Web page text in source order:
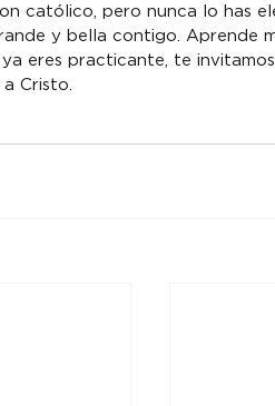
católico, pero nunca lo has
y bella contigo. Aprende
eres practicante, te
Cristo.